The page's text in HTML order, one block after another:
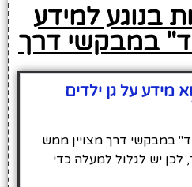
בנוגע למידע
במבקשי דרך
על גן ילדים
במבקשי דרך מצויין ממש
יש לגלול למעלה כדי